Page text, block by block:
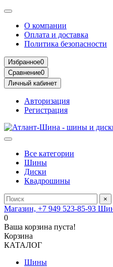
О компании
Оплата и доставка
Политика безопасности
Избранное0
Сравнение0
Личный кабинет
Авторизация
Регистрация
Все категории
Шины
Диски
Квадрошины
×
Магазин, +7 949 523-85-93
0
Ваша корзина пуста!
Корзина
КАТАЛОГ
Шины